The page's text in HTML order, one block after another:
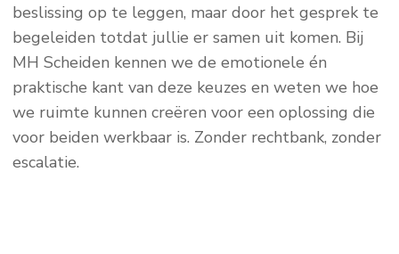
beslissing op te leggen, maar door het gesprek te
begeleiden totdat jullie er samen uit komen. Bij
MH Scheiden kennen we de emotionele én
praktische kant van deze keuzes en weten we hoe
we ruimte kunnen creëren voor een oplossing die
voor beiden werkbaar is. Zonder rechtbank, zonder
escalatie.